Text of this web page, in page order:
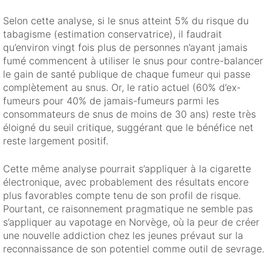
Selon cette analyse, si le snus atteint 5% du risque du
tabagisme (estimation conservatrice), il faudrait
qu’environ vingt fois plus de personnes n’ayant jamais
fumé commencent à utiliser le snus pour contre-balancer
le gain de santé publique de chaque fumeur qui passe
complètement au snus. Or, le ratio actuel (60% d’ex-
fumeurs pour 40% de jamais-fumeurs parmi les
consommateurs de snus de moins de 30 ans) reste très
éloigné du seuil critique, suggérant que le bénéfice net
reste largement positif.
Cette même analyse pourrait s’appliquer à la cigarette
électronique, avec probablement des résultats encore
plus favorables compte tenu de son profil de risque.
Pourtant, ce raisonnement pragmatique ne semble pas
s’appliquer au vapotage en Norvège, où la peur de créer
une nouvelle addiction chez les jeunes prévaut sur la
reconnaissance de son potentiel comme outil de sevrage.